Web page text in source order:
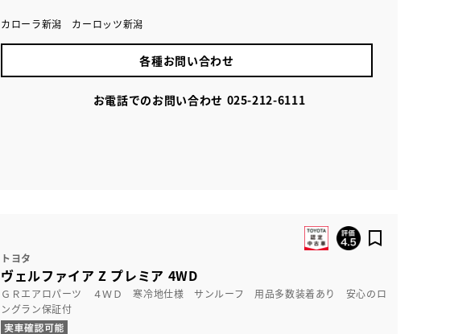
カローラ新潟 カーロッツ新潟
各種お問い合わせ
お電話でのお問い合わせ 025-212-6111
トヨタ
ヴェルファイア Z プレミア 4WD
ＧＲエアロパーツ ４ＷＤ 寒冷地仕様 サンルーフ 用品多数装着あり 安心のロ
ングラン保証付